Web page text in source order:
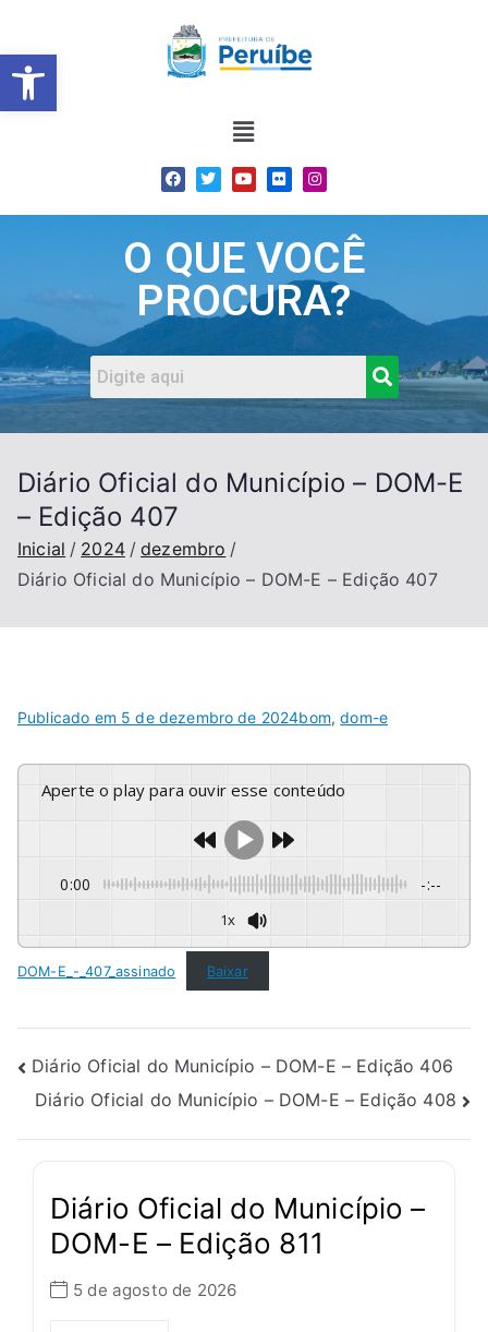
Barra de Ferramentas
O QUE VOCÊ
PROCURA?
Diário Oficial do Município – DOM-E
– Edição 407
Inicial 2024
dezembro
Diário Oficial do Município – DOM-E – Edição 407
Publicado em 5 de dezembro de 2024bom,dom-e
Aperte o play para ouvir esse conteúdo
0:00 -:--
1x
DOM-E_-_407_assinado Baixar
Diário Oficial do Município – DOM-E – Edição 406
Diário Oficial do Município – DOM-E – Edição 408
Diário Oficial do Município –
DOM-E – Edição 811
5 de agosto de 2026